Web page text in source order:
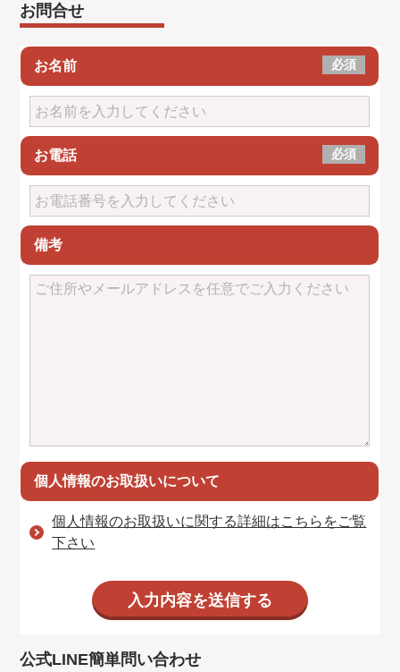
お問合せ
お名前 必須
お電話 必須
備考
個人情報のお取扱いについて
個人情報のお取扱いに関する詳細はこちらをご覧
下さい
公式LINE簡単問い合わせ